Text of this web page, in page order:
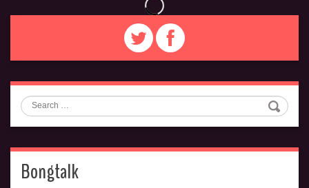
Search
Bongtalk